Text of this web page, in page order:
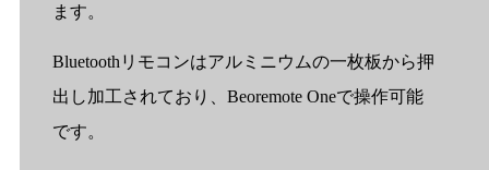
ます。
Bluetoothリモコンはアルミニウムの一枚板から押
出し加工されており、Beoremote Oneで操作可能
です。